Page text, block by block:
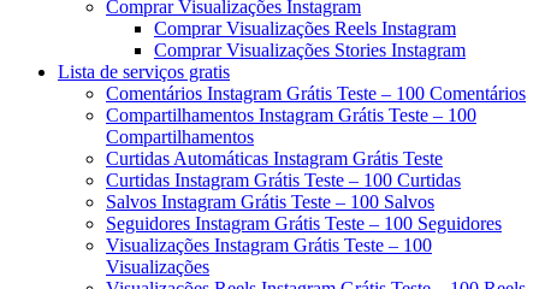
Comprar Visualizações Instagram
Comprar Visualizações Reels Instagram
Comprar Visualizações Stories Instagram
Lista de serviços gratis
Comentários Instagram Grátis Teste – 100 Comentários
Compartilhamentos Instagram Grátis Teste – 100
Compartilhamentos
Curtidas Automáticas Instagram Grátis Teste
Curtidas Instagram Grátis Teste – 100 Curtidas
Salvos Instagram Grátis Teste – 100 Salvos
Seguidores Instagram Grátis Teste – 100 Seguidores
Visualizações Instagram Grátis Teste – 100
Visualizações